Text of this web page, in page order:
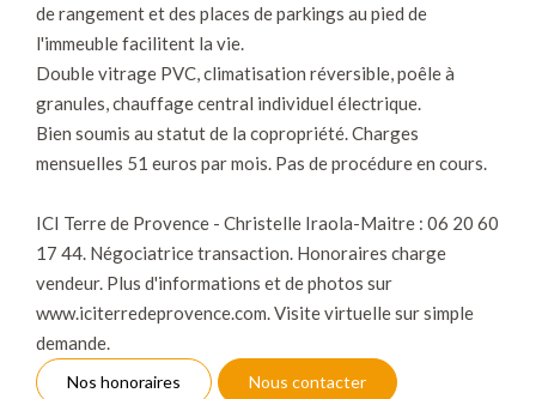
de rangement et des places de parkings au pied de
l'immeuble facilitent la vie.
Double vitrage PVC, climatisation réversible, poêle à
granules, chauffage central individuel électrique.
Bien soumis au statut de la copropriété. Charges
mensuelles 51 euros par mois. Pas de procédure en cours.
ICI Terre de Provence - Christelle Iraola-Maitre : 06 20 60
17 44. Négociatrice transaction. Honoraires charge
vendeur. Plus d'informations et de photos sur
www.iciterredeprovence.com. Visite virtuelle sur simple
demande.
Nos honoraires Nous contacter